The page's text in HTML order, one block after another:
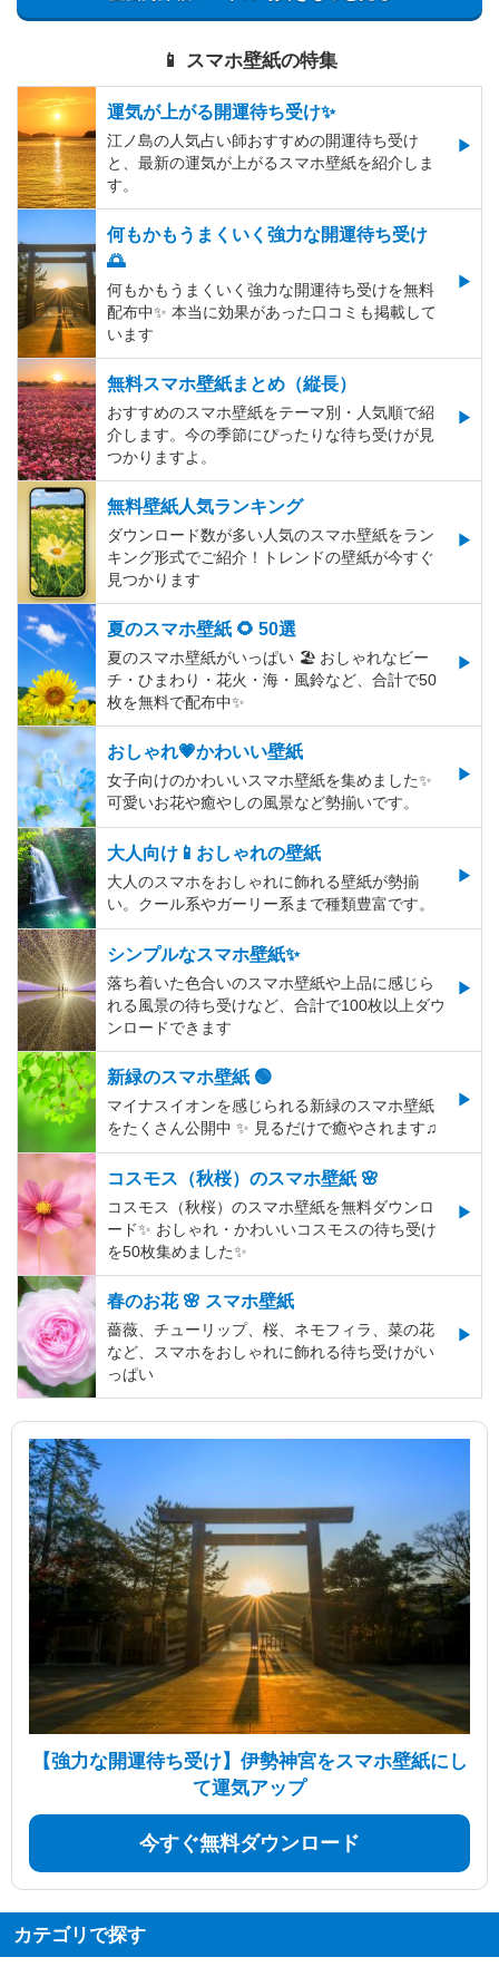
📱 スマホ壁紙の特集
運気が上がる開運待ち受け✨
江ノ島の人気占い師おすすめの開運待ち受け
と、最新の運気が上がるスマホ壁紙を紹介しま
す。
何もかもうまくいく強力な開運待ち受け
🌅
何もかもうまくいく強力な開運待ち受けを無料
配布中✨️ 本当に効果があった口コミも掲載して
います
無料スマホ壁紙まとめ（縦長）
おすすめのスマホ壁紙をテーマ別・人気順で紹
介します。今の季節にぴったりな待ち受けが見
つかりますよ。
無料壁紙人気ランキング
ダウンロード数が多い人気のスマホ壁紙をラン
キング形式でご紹介！トレンドの壁紙が今すぐ
見つかります
夏のスマホ壁紙 🌻 50選
夏のスマホ壁紙がいっぱい 🏖 おしゃれなビー
チ・ひまわり・花火・海・風鈴など、合計で50
枚を無料で配布中✨
おしゃれ💗かわいい壁紙
女子向けのかわいいスマホ壁紙を集めました✨
可愛いお花や癒やしの風景など勢揃いです。
大人向け📱おしゃれの壁紙
大人のスマホをおしゃれに飾れる壁紙が勢揃
い。クール系やガーリー系まで種類豊富です。
シンプルなスマホ壁紙✨
落ち着いた色合いのスマホ壁紙や上品に感じら
れる風景の待ち受けなど、合計で100枚以上ダウ
ンロードできます
新緑のスマホ壁紙 🟢
マイナスイオンを感じられる新緑のスマホ壁紙
をたくさん公開中 ✨ 見るだけで癒やされます♫
コスモス（秋桜）のスマホ壁紙 🌸
コスモス（秋桜）のスマホ壁紙を無料ダウンロ
ード✨️ おしゃれ・かわいいコスモスの待ち受け
を50枚集めました✨️
春のお花 🌸 スマホ壁紙
薔薇、チューリップ、桜、ネモフィラ、菜の花
など、スマホをおしゃれに飾れる待ち受けがい
っぱい
【強力な開運待ち受け】伊勢神宮をスマホ壁紙にし
て運気アップ
今すぐ無料ダウンロード
カテゴリで探す